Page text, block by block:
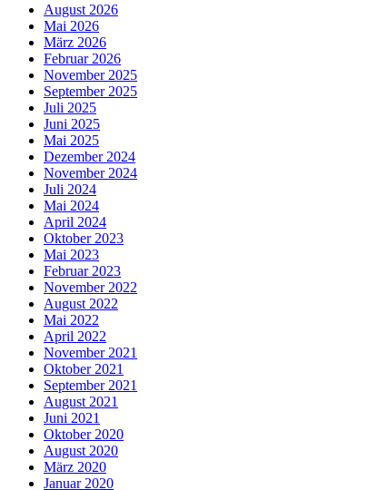
August 2026
Mai 2026
März 2026
Februar 2026
November 2025
September 2025
Juli 2025
Juni 2025
Mai 2025
Dezember 2024
November 2024
Juli 2024
Mai 2024
April 2024
Oktober 2023
Mai 2023
Februar 2023
November 2022
August 2022
Mai 2022
April 2022
November 2021
Oktober 2021
September 2021
August 2021
Juni 2021
Oktober 2020
August 2020
März 2020
Januar 2020